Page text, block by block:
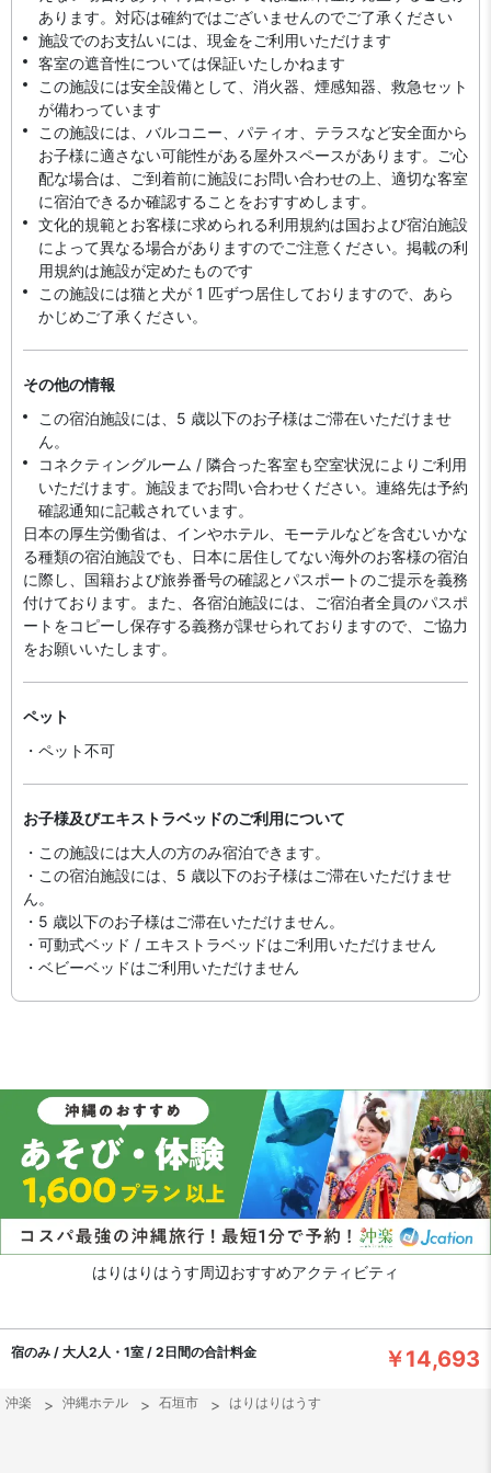
あります。対応は確約ではございませんのでご了承ください
施設でのお支払いには、現金をご利用いただけます
客室の遮音性については保証いたしかねます
この施設には安全設備として、消火器、煙感知器、救急セット
が備わっています
この施設には、バルコニー、パティオ、テラスなど安全面から
お子様に適さない可能性がある屋外スペースがあります。ご心
配な場合は、ご到着前に施設にお問い合わせの上、適切な客室
に宿泊できるか確認することをおすすめします。
文化的規範とお客様に求められる利用規約は国および宿泊施設
によって異なる場合がありますのでご注意ください。掲載の利
用規約は施設が定めたものです
この施設には猫と犬が 1 匹ずつ居住しておりますので、あら
かじめご了承ください。
その他の情報
この宿泊施設には、5 歳以下のお子様はご滞在いただけませ
ん。
コネクティングルーム / 隣合った客室も空室状況によりご利用
いただけます。施設までお問い合わせください。連絡先は予約
確認通知に記載されています。
日本の厚生労働省は、インやホテル、モーテルなどを含むいかな
る種類の宿泊施設でも、日本に​居住してない海外のお客様の宿泊
に際し、国籍および旅券番号の確認とパスポートのご提示を義務
付け​ております。また、各宿泊施設には、ご宿泊者全員のパスポ
ートをコピーし保存する義務が課せられておりますの​で、ご協力
をお願いいたします。
ペット
・ペット不可
お子様及びエキストラベッドのご利用について
・この施設には大人の方のみ宿泊できます。
・この宿泊施設には、5 歳以下のお子様はご滞在いただけませ
ん。
・5 歳以下のお子様はご滞在いただけません。
・可動式ベッド / エキストラベッドはご利用いただけません
・ベビーベッドはご利用いただけません
はりはりはうす周辺おすすめアクティビティ
宿のみ / 大人2人・1室 / 2日間の合計料金 ￥14,693
沖楽 沖縄ホテル 石垣市 はりはりはうす